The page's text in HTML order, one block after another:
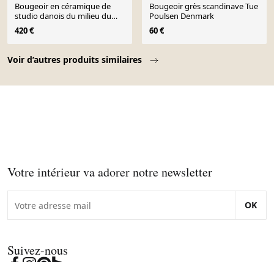
Voir d’autres produits similaires
Bougeoir en céramique de
studio danois du milieu du
siècle signé Aage Würtz,
années 1960
420 €
Bougeoir grès scandinave Tue
Poulsen Denmark
60 €
Votre intérieur va adorer notre newsletter
OK
Suivez-nous